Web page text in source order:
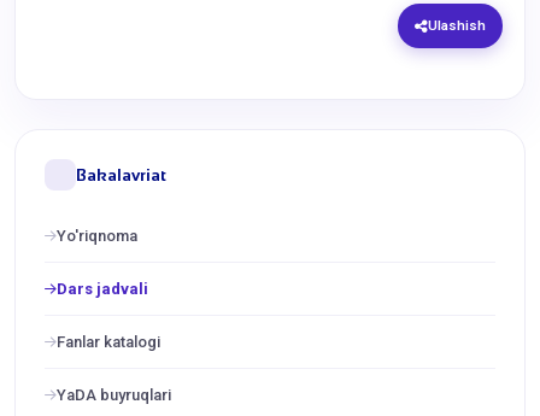
Ulashish
Bakalavriat
Yo'riqnoma
Dars jadvali
Fanlar katalogi
YaDA buyruqlari